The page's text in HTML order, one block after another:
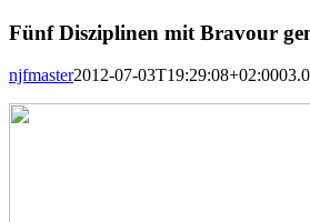
Fünf Disziplinen mit Bravour
njfmaster2012-07-03T19:29:08+02:00